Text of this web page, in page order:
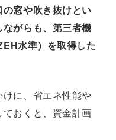
窓や吹き抜けとい
がらも、第三者機
水準）を取得した
に、省エネ性能や
おくと、資金計画